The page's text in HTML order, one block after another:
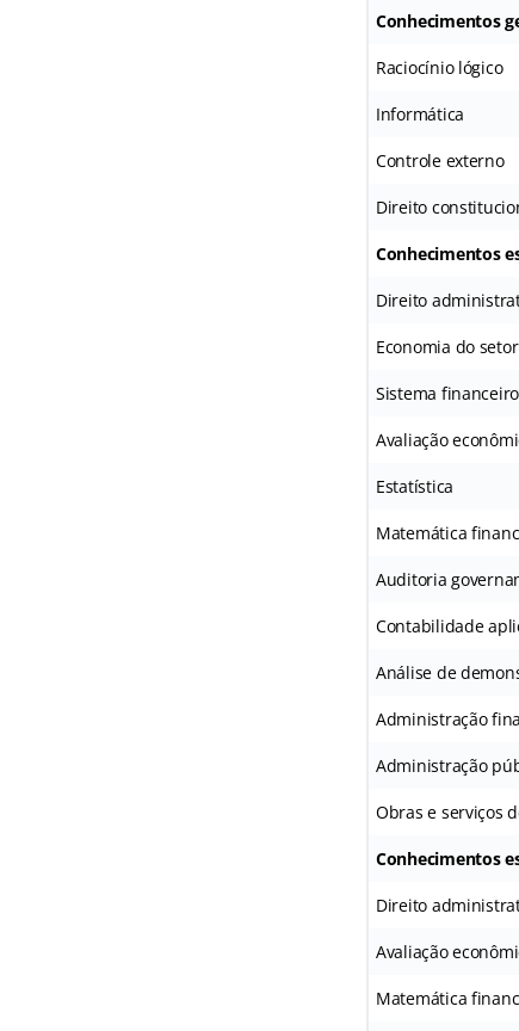
Conhecimentos
Raciocínio lógico
Informática
Controle externo
Direito
Conhecimentos
Direito
Economia do
Sistema
Avaliação
Estatística
Matemática
Auditoria
Contabilidade
Análise de
Administração
Administração
Obras e serviços
Conhecimentos
Direito
Avaliação
Matemática